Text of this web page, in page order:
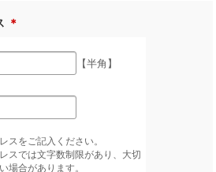
＊
【半角】
スをご記入ください。
スでは文字数制限があり、大切
場合があります。